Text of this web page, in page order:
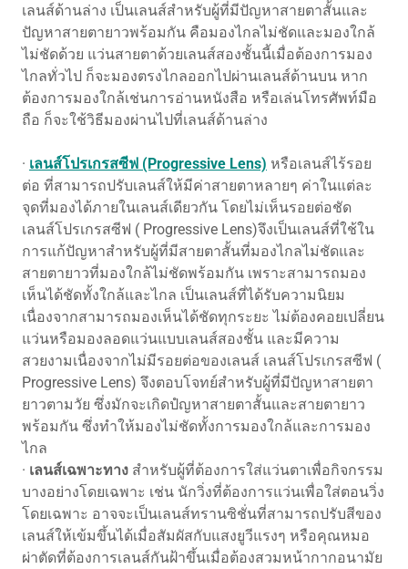
เลนส์ด้านล่าง เป็นเลนส์สำหรับผู้ที่มีปัญหาสายตาสั้นและ
ปัญหาสายตายาวพร้อมกัน คือมองไกลไม่ชัดและมองใกล้
ไม่ชัดด้วย แว่นสายตาด้วยเลนส์สองชั้นนี้เมื่อต้องการมอง
ไกลทั่วไป ก็จะมองตรงไกลออกไปผ่านเลนส์ด้านบน หาก
ต้องการมองใกล้เช่นการอ่านหนังสือ หรือเล่นโทรศัพท์มือ
ถือ ก็จะใช้วิธีมองผ่านไปที่เลนส์ด้านล่าง
· เลนส์โปรเกรสซีฟ (Progressive Lens) หรือเลนส์ไร้รอย
ต่อ ที่สามารถปรับเลนส์ให้มีค่าสายตาหลายๆ ค่าในแต่ละ
จุดที่มองได้ภายในเลนส์เดียวกัน โดยไม่เห็นรอยต่อชัด
เลนส์โปรเกรสซีฟ ( Progressive Lens)จึงเป็นเลนส์ที่ใช้ใน
การแก้ปัญหาสำหรับผู้ที่มีสายตาสั้นที่มองไกลไม่ชัดและ
สายตายาวที่มองใกล้ไม่ชัดพร้อมกัน เพราะสามารถมอง
เห็นได้ชัดทั้งใกล้และไกล เป็นเลนส์ที่ได้รับความนิยม
เนื่องจากสามารถมองเห็นได้ชัดทุกระยะ ไม่ต้องคอยเปลี่ยน
แว่นหรือมองลอดแว่นแบบเลนส์สองชั้น และมีความ
สวยงามเนื่องจากไม่มีรอยต่อของเลนส์ เลนส์โปรเกรสซีฟ (
Progressive Lens) จึงตอบโจทย์สำหรับผู้ที่มีปัญหาสายตา
ยาวตามวัย ซึ่งมักจะเกิดปํญหาสายตาสั้นและสายตายาว
พร้อมกัน ซึ่งทำให้มองไม่ชัดทั้งการมองใกล้และการมอง
ไกล
· เลนส์เฉพาะทาง สำหรับผู้ที่ต้องการใส่แว่นตาเพื่อกิจกรรม
บางอย่างโดยเฉพาะ เช่น นักวิ่งที่ต้องการแว่นเพื่อใส่ตอนวิ่ง
โดยเฉพาะ อาจจะเป็นเลนส์ทรานซิชั่นที่สามารถปรับสีของ
เลนส์ให้เข้มขึ้นได้เมื่อสัมผัสกับแสงยูวีแรงๆ หรือคุณหมอ
ผ่าตัดที่ต้องการเลนส์กันฝ้าขึ้นเมื่อต้องสวมหน้ากากอนามัย